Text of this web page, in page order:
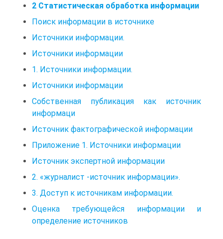
2 Статистическая обработка информации
Поиск информации в источнике
Источники информации.
Источники информации
1. Источники информации.
Источники информации
Собственная публикация как источник
информаци
Источник фактографической информации
Приложение 1. Источники информации
Источник экспертной информации
2. «журналист -источник информации».
3. Доступ к источникам информации.
Оценка требующейся информации и
определение источников